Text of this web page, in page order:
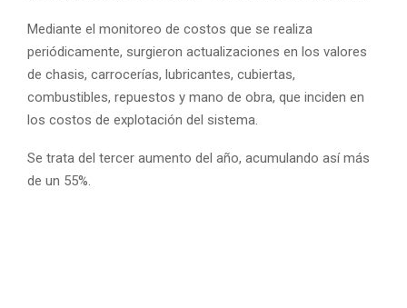
Mediante el monitoreo de costos que se realiza
periódicamente, surgieron actualizaciones en los valores
de chasis, carrocerías, lubricantes, cubiertas,
combustibles, repuestos y mano de obra, que inciden en
los costos de explotación del sistema.
Se trata del tercer aumento del año, acumulando así más
de un 55%.